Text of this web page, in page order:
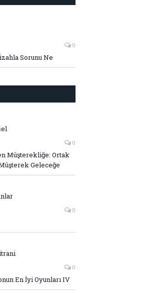
0
Sorunu Ne
0
Müşterekliğe: Ortak
Geleceğe
0
0
En İyi Oyunları IV